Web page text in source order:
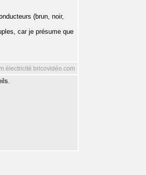
(brun, noir,
car je présume que
électricité bricovidéo.com